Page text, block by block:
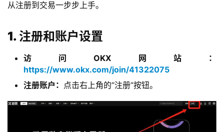
从注册到交易一步步上手。
1. 注册和账户设置
访问OKX网站：
https://www.okx.com/join/41322075
注册账户： 点击右上角的“注册”按钮。